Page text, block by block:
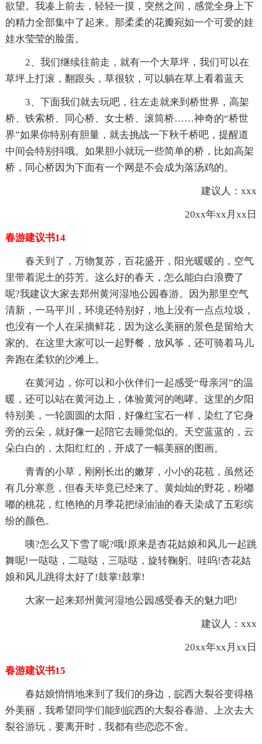
欲望。我凑上前去，轻轻一摸，突然之间，感觉全身上下
的精力全部集中了起来。那柔柔的花瓣宛如一个可爱的娃
娃水莹莹的脸蛋。
2、我们继续往前走，就有一个大草坪，我们可以在
草坪上打滚，翻跟头，草很软，可以躺在草上看着蓝天
3、下面我们就去玩吧，往左走就来到桥世界，高架
桥、铁索桥、同心桥、女士桥、滚筒桥……神奇的“桥世
界”如果你特别有胆量，就去挑战一下秋千桥吧，提醒道
中间会特别抖哦。如果胆小就玩一些简单的桥，比如高架
桥，同心桥因为下面有一个网是不会成为落汤鸡的。
建议人：xxx
20xx年xx月xx日
春游建议书14
春天到了，万物复苏，百花盛开，阳光暖暖的，空气
里带着泥土的芬芳。这么好的春天，怎么能白白浪费了
呢?我建议大家去郑州黄河湿地公园春游。因为那里空气
清新，一马平川，环境还特别好，地上没有一点点垃圾，
也没有一个人在采摘鲜花，因为这么美丽的景色是留给大
家的。在这里大家可以一起野餐，放风筝，还可骑着马儿
奔跑在柔软的沙滩上。
在黄河边，你可以和小伙伴们一起感受“母亲河”的温
暖，还可以站在黄河边上，体验黄河的咆哮。这里的夕阳
特别美，一轮圆圆的太阳，好像红宝石一样，染红了它身
旁的云朵，就好像一起陪它去睡觉似的。天空蓝蓝的，云
朵白白的，太阳红红的，开成了一幅美丽的图画。
青青的小草，刚刚长出的嫩芽，小小的花苞，虽然还
有几分寒意，但春天毕竟已经来了。黄灿灿的野花，粉嘟
嘟的桃花，红艳艳的月季花把绿油油的春天染成了五彩缤
纷的颜色。
咦?怎么又下雪了呢?哦!原来是杏花姑娘和风儿一起跳
舞呢!一哒哒，二哒哒，三哒哒，旋转鞠躬。哇呜!杏花姑
娘和风儿跳得太好了!鼓掌!鼓掌!
大家一起来郑州黄河湿地公园感受春天的魅力吧!
建议人：xxx
20xx年xx月xx日
春游建议书15
春姑娘悄悄地来到了我们的身边，皖西大裂谷变得格
外美丽，我希望同学们能到皖西的大裂谷春游。上次去大
裂谷游玩，要离开时，我都有些恋恋不舍。